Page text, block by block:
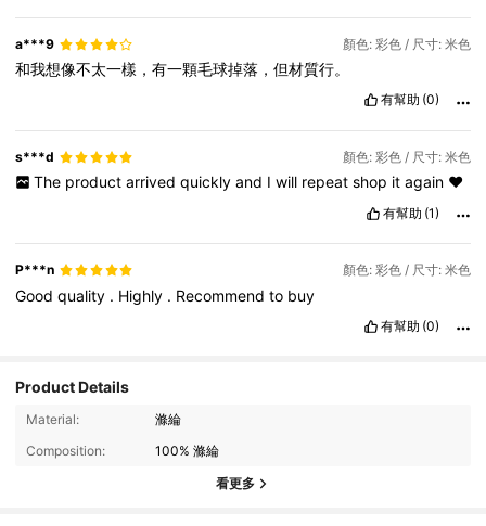
a***9 顏色: 彩色 / 尺寸: 米色
和我想像不太一樣，有一顆毛球掉落，但材質行。
有幫助 (0)
s***d 顏色: 彩色 / 尺寸: 米色
The product arrived quickly and I will repeat shop it again ❤️
有幫助 (1)
P***n 顏色: 彩色 / 尺寸: 米色
Goodquality . Highly . Recommendto buy
有幫助 (0)
Product Details
Material:
滌綸
Composition:
100% 滌綸
看更多
1.2K 追蹤者